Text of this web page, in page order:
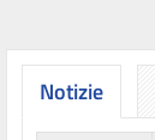
Notizie